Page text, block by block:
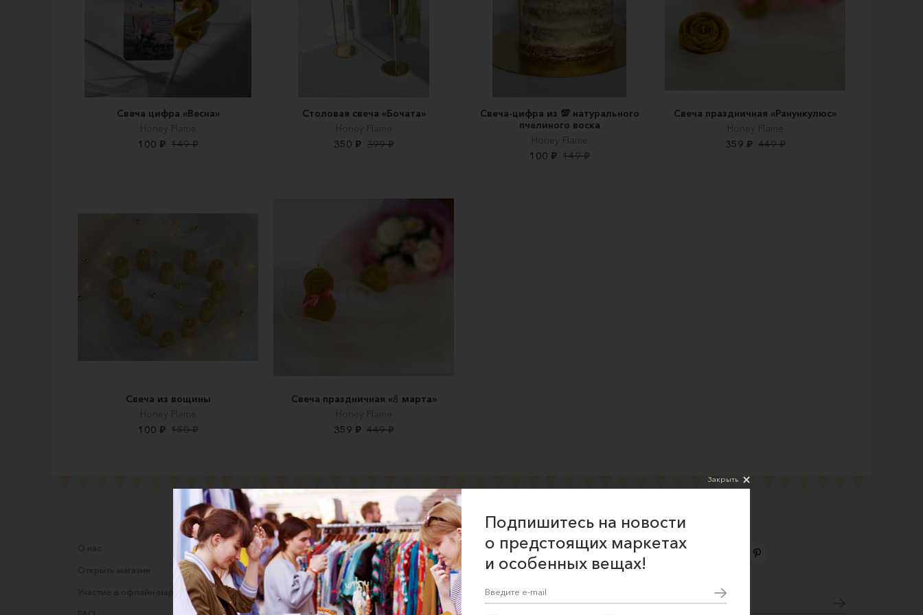
Свеча цифра «Весна»
Honey Flame
100 ₽ 149 ₽
Столовая свеча «Бочата»
Honey Flame
350 ₽ 399 ₽
Свеча-цифра из 💯 натурального
пчелиного воска
Honey Flame
100 ₽ 149 ₽
Свеча праздничная «Ранункулюс»
Honey Flame
359 ₽ 449 ₽
Свеча из вощины
Honey Flame
100 ₽ 150 ₽
Свеча праздничная «8 марта»
Honey Flame
359 ₽ 449 ₽
О нас
Открыть магазин
Участие в офлайн-маркете
Соглашение об оказании услуг
Правила сайта
Оферта для продавцов
Закрыть
Подпишитесь на новости
о предстоящих маркетах
и особенных вещах!